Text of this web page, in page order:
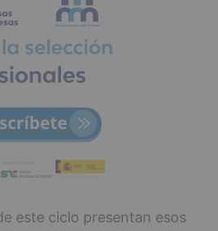
este ciclo presentan esos